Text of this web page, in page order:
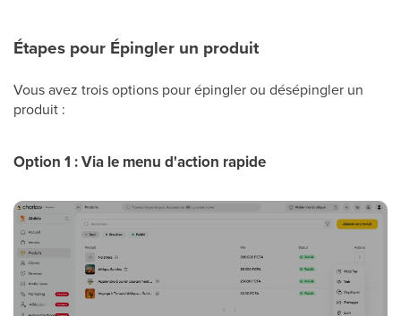
Étapes pour Épingler un produit
Vous avez trois options pour épingler ou désépingler un
produit :
Option 1 : Via le menu d'action rapide